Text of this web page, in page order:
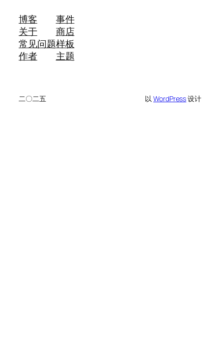
博客
关于
常见问题
作者
事件
商店
样板
主题
二〇二五 以WordPress设计